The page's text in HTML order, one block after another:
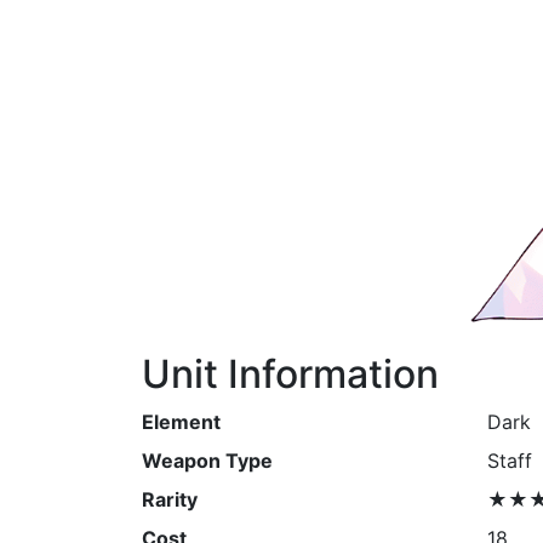
Unit Information
Element
Dark
Weapon Type
Staff
Rarity
Cost
18